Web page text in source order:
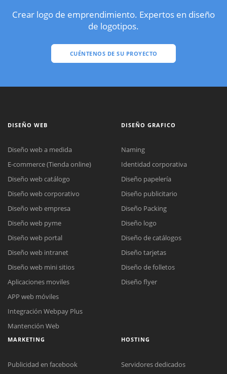
Crear logo de emprendimiento. Expertos en diseño
de logotipos.
CUÉNTENOS DE SU PROYECTO
DISEÑO WEB
Diseño web a medida
E-commerce (Tienda online)
Diseño web catálogo
Diseño web corporativo
Diseño web empresa
Diseño web pyme
Diseño web portal
Diseño web intranet
Diseño web mini sitios
Aplicaciones moviles
APP web móviles
Integración Webpay Plus
Mantención Web
DISEÑO GRAFICO
Naming
Identidad corporativa
Diseño papelería
Diseño publicitario
Diseño Packing
Diseño logo
Diseño de catálogos
Diseño tarjetas
Diseño de folletos
Diseño flyer
MARKETING
Publicidad en facebook
HOSTING
Servidores dedicados